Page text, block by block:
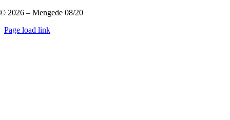
© 2026 – Mengede 08/20
Page load link